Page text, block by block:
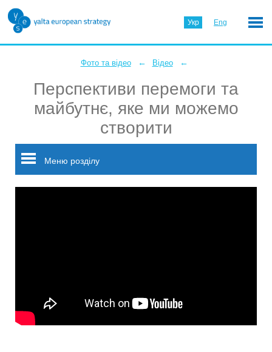
Укр Eng
Фото та відео ← Відео ←
Перспективи перемоги та
майбутнє, яке ми можемо
створити
Меню розділу